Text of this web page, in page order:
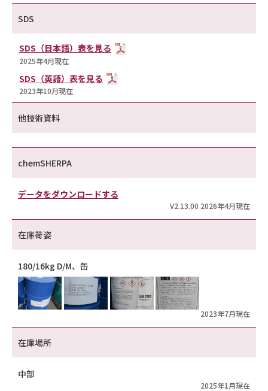
SDS
SDS（日本語）表を見る
2025年4月現在
SDS（英語）表を見る
2023年10月現在
他技術資料
chemSHERPA
データをダウンロードする
V2.13.00 2026年4月現在
在庫荷姿
180/16kg D/M、缶
2023年7月現在
在庫場所
中部
2025年1月現在